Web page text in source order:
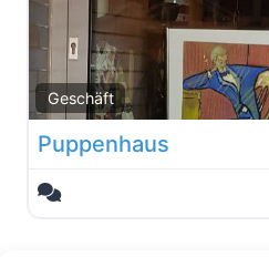
Geschäft
Puppenhaus